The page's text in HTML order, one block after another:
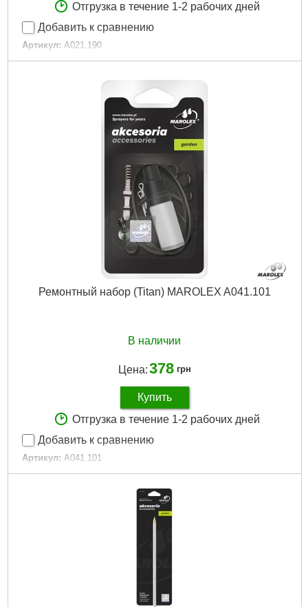
Отгрузка в течение 1-2 рабочих дней
Добавить к сравнению
Артикул: A021.190
Код товара: 24.36.38
Подробнее...
Ремонтный набор (Titan) MAROLEX A041.101
В наличии
Цена:378 грн
Купить
Отгрузка в течение 1-2 рабочих дней
Добавить к сравнению
Артикул: A041.101
Код товара: 24.36.33
Подробнее...